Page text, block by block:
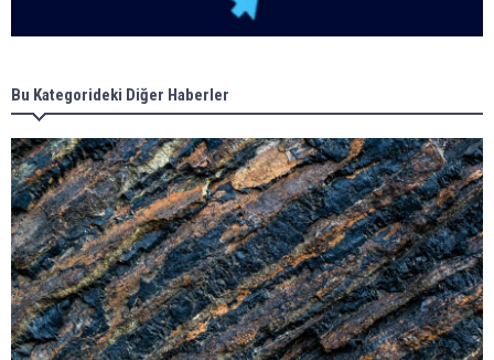
Bu Kategorideki Diğer Haberler